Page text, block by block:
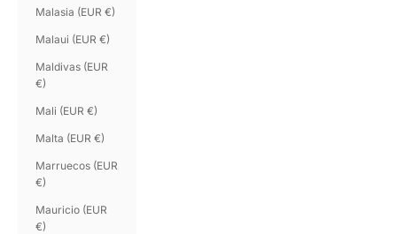
Malasia (EUR €)
Malaui (EUR €)
Maldivas (EUR
€)
Mali (EUR €)
Malta (EUR €)
Marruecos (EUR
€)
Mauricio (EUR
€)